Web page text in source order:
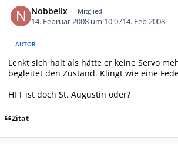
Nobbelix Mitglied
14. Februar 2008 um 10:0714. Feb 2008
AUTOR
Lenkt sich halt als hätte er keine Servo
begleitet den Zustand. Klingt wie eine
HFT ist doch St. Augustin oder?
Zitat